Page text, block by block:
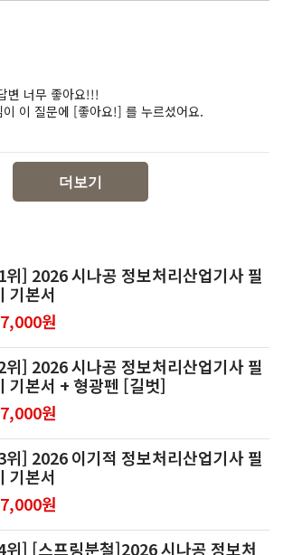
변 너무 좋아요!!!
이 질문에 [좋아요!] 를 누르셨어요.
더보기
위] 2026 시나공 정보처리산업기사 필
기본서
원
위] 2026 시나공 정보처리산업기사 필
기본서 + 형광펜 [길벗]
원
위] 2026 이기적 정보처리산업기사 필
기본서
원
위] [스프링분철]2026 시나공 정보처